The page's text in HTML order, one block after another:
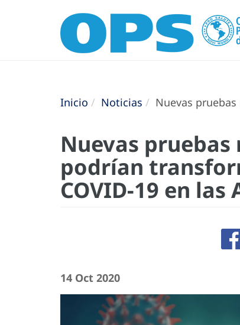
Inicio Noticias Nuevas
Nuevas
podrían
COVID-19 en las
14 Oct 2020